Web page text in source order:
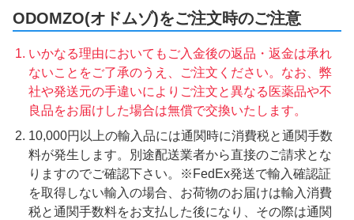
ODOMZO(オドムゾ)をご注文時のご注意
いかなる理由においてもご入金後の返品・返金は承れ
ないことをご了承のうえ、ご注文ください。なお、弊
社や発送元の手違いによりご注文と異なる医薬品や不
良品をお届けした場合は無償で交換いたします。
10,000円以上の輸入品には通関時に消費税と通関手数
料が発生します。別途配送業者から直接のご請求とな
りますのでご確認下さい。※FedEx発送で輸入確認証
を取得しない輸入の場合、お荷物のお届けは輸入消費
税と通関手数料をお支払した後になり、その際は通関